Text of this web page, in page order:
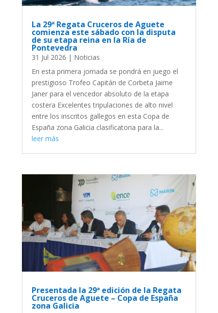
La 29ª Regata Cruceros de Aguete
comienza este sábado con la disputa
de su etapa reina en la Ría de
Pontevedra
31 Jul 2026 | Noticias
En esta primera jornada se pondrá en juego el
prestigioso Trofeo Capitán de Corbeta Jaime
Janer para el vencedor absoluto de la etapa
costera Excelentes tripulaciones de alto nivel
entre los inscritos gallegos en esta Copa de
España zona Galicia clasificatoria para la...
leer más
Presentada la 29ª edición de la Regata
Cruceros de Aguete – Copa de España
zona Galicia